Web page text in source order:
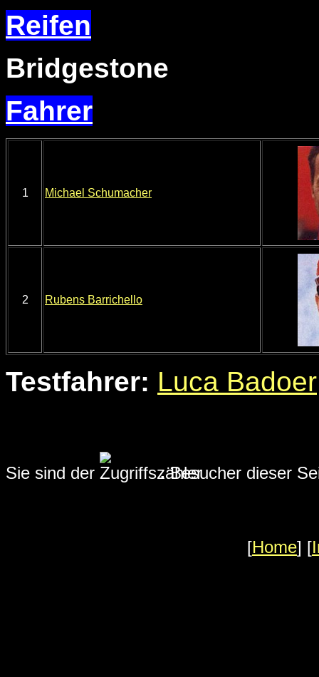
Reifen
Bridgestone
Fahrer
1 Michael Schumacher
2 Rubens Barrichello
Testfahrer: Luca Badoer
Sie sind der .Besucher dieser
[Home] [